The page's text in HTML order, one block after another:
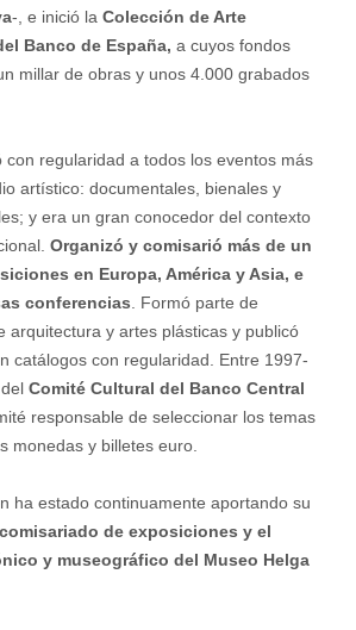
-, e inició la Colección de Arte
Banco de España, a cuyos fondos
millar de obras y unos 4.000 grabados
con regularidad a todos los eventos más
artístico: documentales, bienales y
y era un gran conocedor del contexto
Organizó y comisarió más de un
en Europa, América y Asia, e
conferencias . Formó parte de
arquitectura y artes plásticas y publicó
catálogos con regularidad. Entre 1997-
Comité Cultural del Banco Central
responsable de seleccionar los temas
monedas y billetes euro.
ha estado continuamente aportando su
comisariado de exposiciones y el
y museográfico del Museo Helga